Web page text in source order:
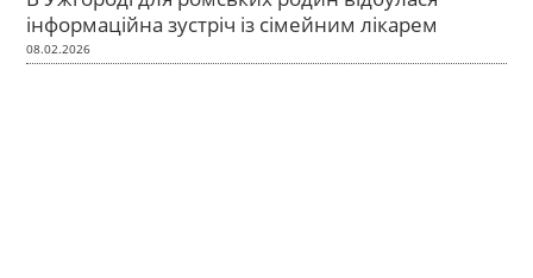
інформаційна зустріч із сімейним лікарем
08.02.2026